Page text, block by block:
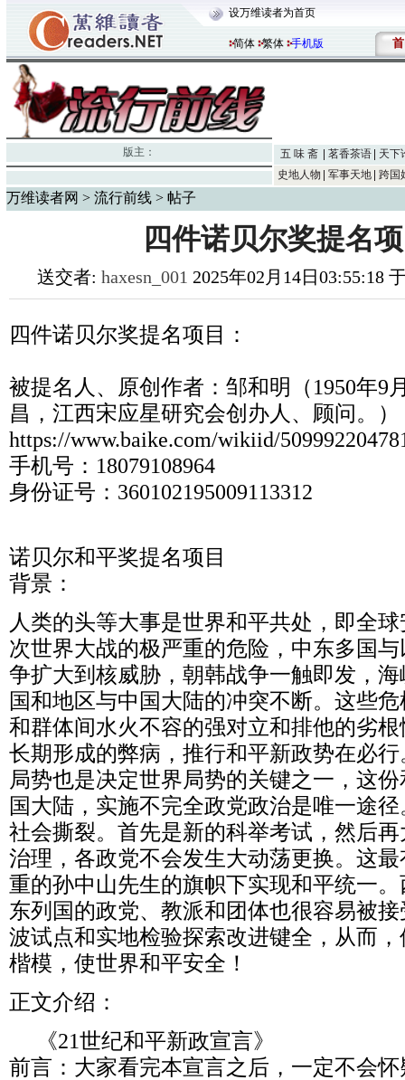
设万维读者为首页
简体 繁体 手机版 首
版主： 五 味 斋 茗香茶语
天下
史地人物
军事天地 跨国
万维读者网 > 流行前线 > 帖子
四件诺贝尔奖提名
送交者: haxesn_001 2025年02月14日03:55:18
四件诺贝尔奖提名项目：
被提名人、原创作者：邹和明（1950年9
昌，江西宋应星研究会创办人、顾问。）
https://www.baike.com/wikiid/
手机号：18079108964
身份证号：360102195009113312
诺贝尔和平奖提名项目
背景：
人类的头等大事是世界和平共处，即全
次世界大战的极严重的危险，中东多国
争扩大到核威胁，朝韩战争一触即发，
国和地区与中国大陆的冲突不断。这些
和群体间水火不容的强对立和排他的劣
长期形成的弊病，推行和平新政势在必
局势也是决定世界局势的关键之一，这
国大陆，实施不完全政党政治是唯一途
社会撕裂。首先是新的科举考试，然后
治理，各政党不会发生大动荡更换。这
重的孙中山先生的旗帜下实现和平统一
东列国的政党、教派和团体也很容易被
波试点和实地检验探索改进键全，从而
楷模，使世界和平安全！
正文介绍：
《21世纪和平新政宣言》
前言：大家看完本宣言之后，一定不会